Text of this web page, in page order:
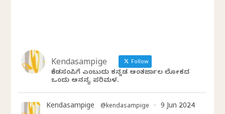
Kendasampige Follow
ಕೆಂಡಸಂಪಿಗೆ ಎಂಬುದು ಕನ್ನಡ ಅಂತರ್ಜಾಲ ಲೋಕದ
ಒಂದು ಅನನ್ಯ ಪರಿಮಳ.
Kendasampige @kendasampige · 9 Jun 2024